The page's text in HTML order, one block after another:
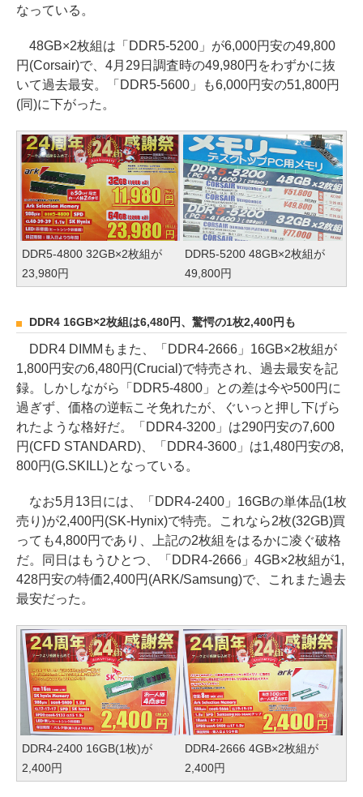
なっている。
48GB×2枚組は「DDR5-5200」が6,000円安の49,800
円(Corsair)で、4月29日調査時の49,980円をわずかに抜
いて過去最安。「DDR5-5600」も6,000円安の51,800円
(同)に下がった。
DDR5-4800 32GB×2枚組が
23,980円
DDR5-5200 48GB×2枚組が
49,800円
DDR4 16GB×2枚組は6,480円、驚愕の1枚2,400円も
DDR4 DIMMもまた、「DDR4-2666」16GB×2枚組が
1,800円安の6,480円(Crucial)で特売され、過去最安を記
録。しかしながら「DDR5-4800」との差は今や500円に
過ぎず、価格の逆転こそ免れたが、ぐいっと押し下げら
れたような格好だ。「DDR4-3200」は290円安の7,600
円(CFD STANDARD)、「DDR4-3600」は1,480円安の8,
800円(G.SKILL)となっている。
なお5月13日には、「DDR4-2400」16GBの単体品(1枚
売り)が2,400円(SK-Hynix)で特売。これなら2枚(32GB)買
っても4,800円であり、上記の2枚組をはるかに凌ぐ破格
だ。同日はもうひとつ、「DDR4-2666」4GB×2枚組が1,
428円安の特価2,400円(ARK/Samsung)で、これまた過去
最安だった。
DDR4-2400 16GB(1枚)が
2,400円
DDR4-2666 4GB×2枚組が
2,400円